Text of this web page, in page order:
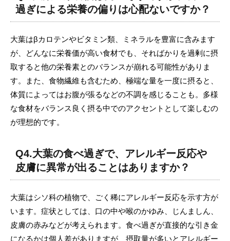
過ぎによる栄養の偏りは心配ないですか？
大葉はβカロテンやビタミン類、ミネラルを豊富に含みます
が、どんなに栄養価が高い食材でも、そればかりを過剰に摂
取すると他の栄養素とのバランスが崩れる可能性がありま
す。また、食物繊維も含むため、極端な量を一度に摂ると、
体質によってはお腹が張るなどの不調を感じることも。多様
な食材をバランス良く摂る中でのアクセントとして楽しむの
が理想的です。
Q4.大葉の食べ過ぎで、アレルギー反応や
皮膚に異常が出ることはありますか？
大葉はシソ科の植物で、ごく稀にアレルギー反応を示す方が
います。症状としては、口の中や喉のかゆみ、じんましん、
皮膚の赤みなどが考えられます。食べ過ぎが直接的な引き金
になるかは個人差がありますが、摂取量が多いとアレルギー